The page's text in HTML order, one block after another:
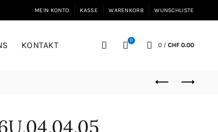
MEIN KONTO KASSE WARENKORB WUNSCHLISTE
KONTAKT 0
0 / CHF0.00